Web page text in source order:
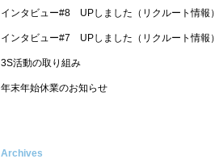
インタビュー#8 UPしました（リクルート情報）
インタビュー#7 UPしました（リクルート情報）
3S活動の取り組み
年末年始休業のお知らせ
Archives